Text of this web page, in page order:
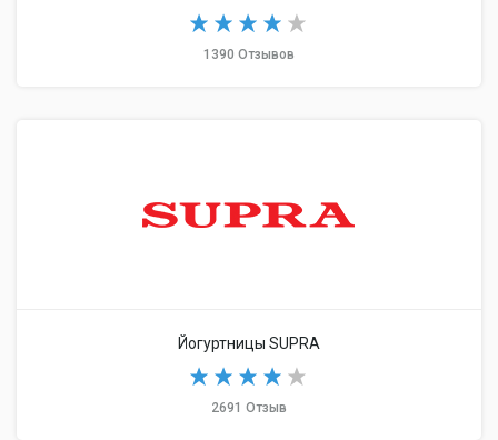
1390 Отзывов
Йогуртницы SUPRA
2691 Отзыв